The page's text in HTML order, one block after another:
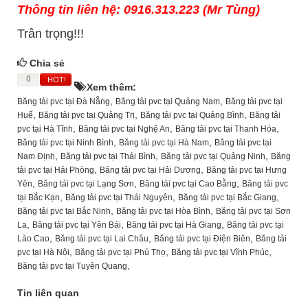
Thông tin liên hệ: 0916.313.223 (Mr Tùng)
Trân trọng!!!
Chia sẻ
0 HOT!
Xem thêm:
Băng tải pvc tại Đà Nẵng Băng tải pvc tại Quảng Nam
Băng tải pvc tại
Huế
Băng tải pvc tại Quảng Trị Băng tải pvc tại Quảng Bình
Băng tải
pvc tại Hà Tĩnh
Băng tải pvc tại Nghệ An Băng tải pvc tại Thanh Hóa
Băng tải pvc tại Ninh Bình Băng tải pvc tại Hà Nam
Băng tải pvc tại
Nam Định
Băng tải pvc tại Thái Bình Băng tải pvc tại Quảng Ninh
Băng
tải pvc tại Hải Phòng
Băng tải pvc tại Hải Dương
Băng tải pvc tại Hưng
Yên
Băng tải pvc tại Lạng Sơn Băng tải pvc tại Cao Bằng
Băng tải pvc
tại Bắc Kạn
Băng tải pvc tại Thái Nguyên Băng tải pvc tại Bắc Giang
Băng tải pvc tại Bắc Ninh Băng tải pvc tại Hòa Bình
Băng tải pvc tại Sơn
La
Băng tải pvc tại Yên Bái Băng tải pvc tại Hà Giang
Băng tải pvc tại
Lào Cao
Băng tải pvc tại Lai Châu Băng tải pvc tại Điện Biên
Băng tải
pvc tại Hà Nôi
Băng tải pvc tại Phú Thọ Băng tải pvc tại Vĩnh Phúc
Băng tải pvc tại Tuyên Quang
Tin liên quan